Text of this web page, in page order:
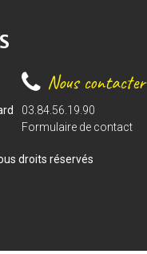
Nous contacter
03.84.56.19.90
Formulaire de contact
droits réservés